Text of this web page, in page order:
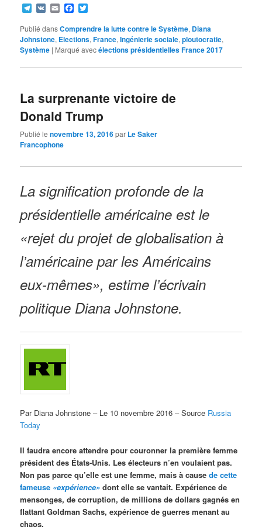
Telegram
VK EmailFacebook
Publié dansComprendre la lutte contre le Système, Diana
Johnstone, Elections,France,Ingénierie sociale,ploutocratie,
Système | Marqué avecélections présidentielles France 2017
La surprenante victoire de
Donald Trump
Publié lenovembre 13, 2016par Le Saker
Francophone
La signification profonde de la
présidentielle américaine est le
«rejet du projet de globalisation à
l’américaine par les Américains
eux-mêmes», estime l’écrivain
politique Diana Johnstone.
Par Diana Johnstone – Le 10 novembre 2016 – Source Russia
Today
Il faudra encore attendre pour couronner la première femme
président des États-Unis. Les électeurs n’en voulaient pas.
Non pas parce qu’elle est une femme, mais à causede cette
fameuse «expérience» dont elle se vantait. Expérience de
mensonges, de corruption, de millions de dollars gagnés en
flattant Goldman Sachs, expérience de guerres menant au
chaos.